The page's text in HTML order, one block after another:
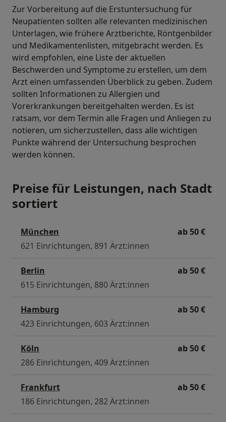
Zur Vorbereitung auf die Erstuntersuchung für
Neupatienten sollten alle relevanten medizinischen
Unterlagen, wie frühere Arztberichte, Röntgenbilder
und Medikamentenlisten, mitgebracht werden. Es
wird empfohlen, eine Liste der aktuellen
Beschwerden und Symptome zu erstellen, um dem
Arzt einen umfassenden Überblick zu geben. Zudem
sollten Informationen zu Allergien und
Vorerkrankungen bereitgehalten werden. Es ist
ratsam, vor dem Termin alle Fragen und Anliegen zu
notieren, um sicherzustellen, dass alle wichtigen
Punkte während der Untersuchung besprochen
werden können.
Preise für Leistungen, nach Stadt
sortiert
München
ab 50 €
621 Einrichtungen, 891 Ärzt:innen
Berlin
ab 50 €
615 Einrichtungen, 880 Ärzt:innen
Hamburg
ab 50 €
423 Einrichtungen, 603 Ärzt:innen
Köln
ab 50 €
286 Einrichtungen, 409 Ärzt:innen
Frankfurt
ab 50 €
186 Einrichtungen, 282 Ärzt:innen